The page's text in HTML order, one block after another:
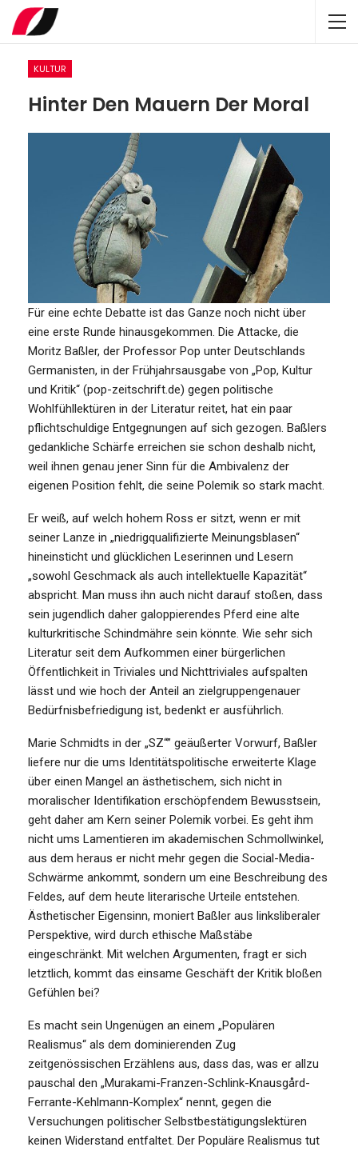
KULTUR
Hinter Den Mauern Der Moral
Für eine echte Debatte ist das Ganze noch nicht über
eine erste Runde hinausgekommen. Die Attacke, die
Moritz Baßler, der Professor Pop unter Deutschlands
Germanisten, in der Frühjahrsausgabe von „Pop, Kultur
und Kritik“ (pop-zeitschrift.de) gegen politische
Wohlfühllektüren in der Literatur reitet, hat ein paar
pflichtschuldige Entgegnungen auf sich gezogen. Baßlers
gedankliche Schärfe erreichen sie schon deshalb nicht,
weil ihnen genau jener Sinn für die Ambivalenz der
eigenen Position fehlt, die seine Polemik so stark macht.
Er weiß, auf welch hohem Ross er sitzt, wenn er mit
seiner Lanze in „niedrigqualifizierte Meinungsblasen“
hineinsticht und glücklichen Leserinnen und Lesern
„sowohl Geschmack als auch intellektuelle Kapazität“
abspricht. Man muss ihn auch nicht darauf stoßen, dass
sein jugendlich daher galoppierendes Pferd eine alte
kulturkritische Schindmähre sein könnte. Wie sehr sich
Literatur seit dem Aufkommen einer bürgerlichen
Öffentlichkeit in Triviales und Nichttriviales aufspalten
lässt und wie hoch der Anteil an zielgruppengenauer
Bedürfnisbefriedigung ist, bedenkt er ausführlich.
Marie Schmidts in der „SZ“” geäußerter Vorwurf, Baßler
liefere nur die ums Identitätspolitische erweiterte Klage
über einen Mangel an ästhetischem, sich nicht in
moralischer Identifikation erschöpfendem Bewusstsein,
geht daher am Kern seiner Polemik vorbei. Es geht ihm
nicht ums Lamentieren im akademischen Schmollwinkel,
aus dem heraus er nicht mehr gegen die Social-Media-
Schwärme ankommt, sondern um eine Beschreibung des
Feldes, auf dem heute literarische Urteile entstehen.
Ästhetischer Eigensinn, moniert Baßler aus linksliberaler
Perspektive, wird durch ethische Maßstäbe
eingeschränkt. Mit welchen Argumenten, fragt er sich
letztlich, kommt das einsame Geschäft der Kritik bloßen
Gefühlen bei?
Es macht sein Ungenügen an einem „Populären
Realismus“ als dem dominierenden Zug
zeitgenössischen Erzählens aus, dass das, was er allzu
pauschal den „Murakami-Franzen-Schlink-Knausgård-
Ferrante-Kehlmann-Komplex“ nennt, gegen die
Versuchungen politischer Selbstbestätigungslektüren
keinen Widerstand entfaltet. Der Populäre Realismus tut